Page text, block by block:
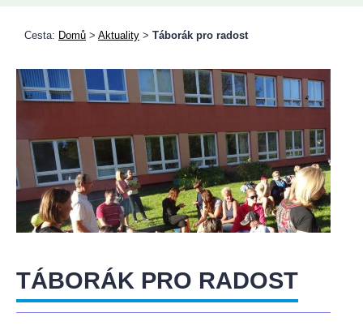
Cesta: Domů > Aktuality > Táborák pro radost
TÁBORÁK PRO RADOST